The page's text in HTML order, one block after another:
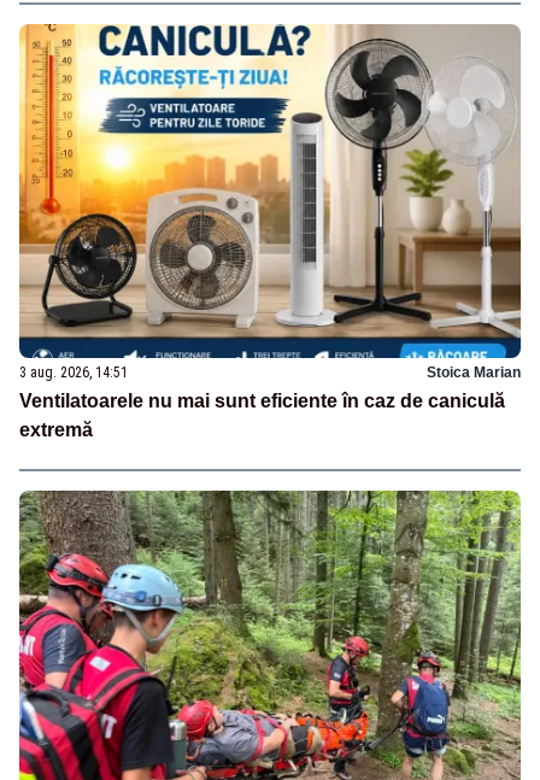
3 aug. 2026, 14:51 Stoica Marian
Ventilatoarele nu mai sunt eficiente în caz de caniculă
extremă